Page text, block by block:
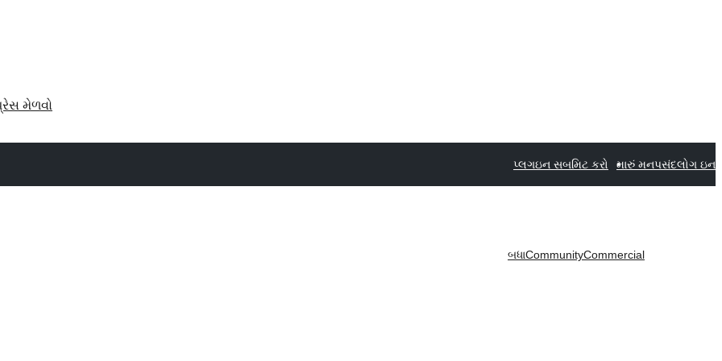
મેળવો
પ્લગઇન સબમિટ કરો મારું મનપસંદલોગ ઇન
બધાCommunityCommercial